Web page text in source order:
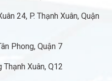
24, P. Thạnh Xuân, Quận
Phong, Quận 7
Xuân, Q12